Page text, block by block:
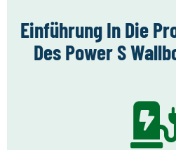
Einführung In Die
Des Power S